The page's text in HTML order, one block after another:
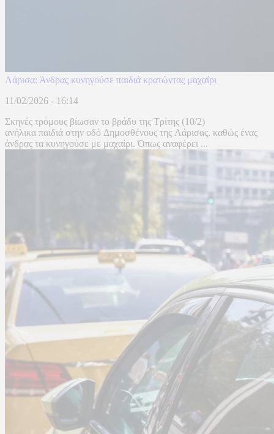
Λάρισα: Άνδρας κυνηγούσε παιδιά κρατώντας μαχαίρι
11/02/2026 - 16:14
Σκηνές τρόμους βίωσαν το βράδυ της Τρίτης (10/2)
ανήλικα παιδιά στην οδό Δημοσθένους της Λάρισας, καθώς ένας
άνδρας τα κυνηγούσε με μαχαίρι. Όπως αναφέρει ...